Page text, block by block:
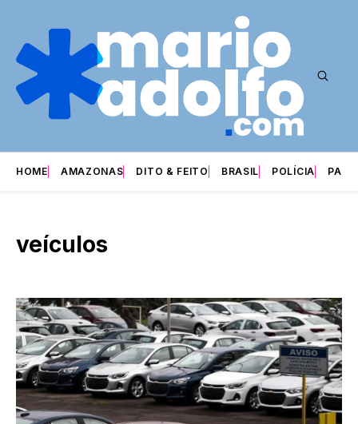
HOME AMAZONAS DITO & FEITO BRASIL POLÍCIA
veículos